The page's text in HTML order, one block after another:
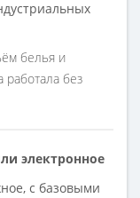
белья и
без
электронное
с базовыми